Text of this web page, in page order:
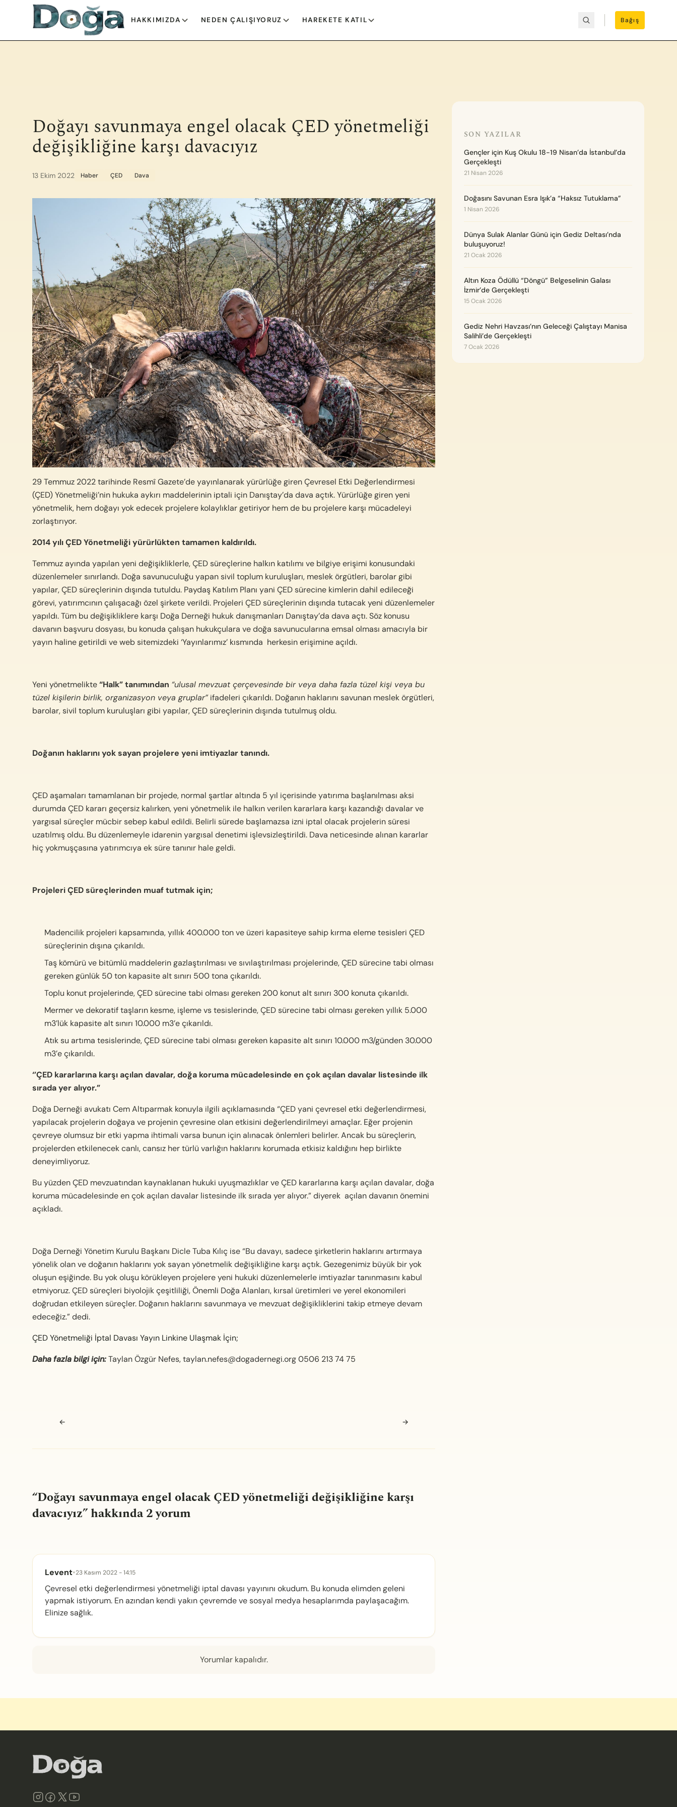
İçeriğe geç
HAKKIMIZDA NEDEN ÇALIŞIYORUZ HAREKETE KATIL Bağış
Doğayı savunmaya engel olacak ÇED yönetmeliği
değişikliğine karşı davacıyız
13 Ekim 2022 Haber ÇED Dava
29 Temmuz 2022 tarihinde Resmî Gazete’de yayınlanarak yürürlüğe giren Çevresel Etki Değerlendirmesi
(ÇED) Yönetmeliği’nin hukuka aykırı maddelerinin iptali için Danıştay’da dava açtık. Yürürlüğegiren yeni
yönetmelik, hem doğayı yok edecek projelere kolaylıklar getiriyor hem de bu projelere karşı mücadeleyi
zorlaştırıyor.
2014 yılı ÇED Yönetmeliği yürürlükten tamamen kaldırıldı.
Temmuz ayında yapılan yeni değişikliklerle, ÇED süreçlerine halkın katılımı ve bilgiye erişimi konusundaki
düzenlemeler sınırlandı. Doğa savunuculuğu yapan sivil toplum kuruluşları, meslek örgütleri, barolar gibi
yapılar, ÇED süreçlerinin dışında tutuldu. Paydaş Katılım Planı yani ÇED sürecine kimlerin dahil edileceği
görevi, yatırımcının çalışacağı özel şirkete verildi. Projeleri ÇED süreçlerinin dışında tutacak yeni düzenlemeler
yapıldı. Tüm bu değişikliklere karşı Doğa Derneği hukuk danışmanları Danıştay’da dava açtı.Söz konusu
davanın başvuru dosyası, bu konuda çalışan hukukçulara ve doğa savunucularına emsal olması amacıyla bir
yayın haline getirildi ve web sitemizdeki ‘Yayınlarımız’ kısmında herkesin erişimine açıldı.
Yeni yönetmelikte“Halk” tanımından “ulusal mevzuat çerçevesinde bir veya daha fazla tüzel kişi veya bu
tüzel kişilerin birlik, organizasyon veya gruplar”ifadeleri çıkarıldı. Doğanın haklarını savunan meslek örgütleri,
barolar, sivil toplum kuruluşları gibi yapılar, ÇED süreçlerinin dışında tutulmuş oldu.
Doğanın haklarını yok sayan projelere yeni imtiyazlar tanındı.
ÇED aşamaları tamamlanan bir projede, normal şartlar altında 5 yıl içerisinde yatırıma başlanılması aksi
durumda ÇED kararı geçersiz kalırken, yeni yönetmelik ile halkın verilen kararlara karşı kazandığı davalar ve
yargısal süreçler mücbir sebep kabul edildi. Belirli sürede başlamazsa izni iptal olacak projelerin süresi
uzatılmış oldu. Bu düzenlemeyle idarenin yargısal denetimi işlevsizleştirildi. Dava neticesinde alınan kararlar
hiç yokmuşçasına yatırımcıya ek süre tanınır hale geldi.
Projeleri ÇED süreçlerinden muaf tutmak için;
Madencilik projeleri kapsamında, yıllık 400.000 ton ve üzeri kapasiteye sahip kırma eleme tesisleri ÇED
süreçlerinin dışına çıkarıldı.
Taş kömürü ve bitümlü maddelerin gazlaştırılması ve sıvılaştırılması projelerinde, ÇED sürecine tabi olması
gereken günlük 50 ton kapasite alt sınırı 500 tona çıkarıldı.
Toplu konut projelerinde, ÇED sürecine tabi olması gereken 200 konut alt sınırı 300 konuta çıkarıldı.
Mermer ve dekoratif taşların kesme, işleme vs tesislerinde, ÇED sürecine tabi olması gereken yıllık 5.000
m3’lük kapasite alt sınırı 10.000 m3’e çıkarıldı.
Atık su artıma tesislerinde, ÇED sürecine tabi olması gereken kapasite alt sınırı 10.000 m3/günden 30.000
m3’e çıkarıldı.
‘’ÇED kararlarına karşı açılan davalar, doğa koruma mücadelesinde en çok açılan davalar listesinde ilk
sırada yer alıyor.”
Doğa Derneği avukatı Cem Altıparmak konuyla ilgili açıklamasında “ÇED yani çevresel etki değerlendirmesi,
yapılacak projelerin doğaya ve projenin çevresine olan etkisini değerlendirilmeyi amaçlar. Eğer projenin
çevreye olumsuz bir etki yapma ihtimali varsa bunun için alınacak önlemleri belirler. Ancak bu süreçlerin,
projelerden etkilenecek canlı, cansız her türlü varlığın haklarını korumada etkisiz kaldığını hep birlikte
deneyimliyoruz.
Bu yüzden ÇED mevzuatından kaynaklanan hukuki uyuşmazlıklar ve ÇED kararlarına karşı açılan davalar, doğa
koruma mücadelesinde en çok açılan davalar listesinde ilk sırada yer alıyor.” diyerek açılan davanın önemini
açıkladı.
Doğa Derneği Yönetim Kurulu Başkanı Dicle Tuba Kılıç ise “Bu davayı, sadece şirketlerin haklarını artırmaya
yönelik olan ve doğanın haklarını yok sayan yönetmelik değişikliğine karşı açtık. Gezegenimiz büyük bir yok
oluşun eşiğinde. Bu yok oluşu körükleyen projelere yeni hukuki düzenlemelerle imtiyazlar tanınmasını kabul
etmiyoruz. ÇED süreçleri biyolojik çeşitliliği, Önemli Doğa Alanları, kırsal üretimleri ve yerel ekonomileri
doğrudan etkileyen süreçler. Doğanın haklarını savunmaya ve mevzuat değişikliklerini takip etmeye devam
edeceğiz.” dedi.
ÇED Yönetmeliği İptal Davası Yayın Linkine Ulaşmak İçin;
Daha fazla bilgi için:Taylan Özgür Nefes,taylan.nefes@dogadernegi.org0506 213 74 75
Navigasyon sonrası
← →
“Doğayı savunmaya engel olacak ÇED yönetmeliği değişikliğine karşı
davacıyız” hakkında 2 yorum
Levent•23 Kasım 2022 - 14:15
Çevresel etki değerlendirmesi yönetmeliği iptal davası yayınını okudum. Bu konuda elimden geleni
yapmak istiyorum. En azından kendi yakın çevremde ve sosyal medya hesaplarımda paylaşacağım.
Elinize sağlık.
Yorumlar kapalıdır.
SON YAZILAR
Gençler için Kuş Okulu 18-19 Nisan’da İstanbul’da
Gerçekleşti
21 Nisan 2026
Doğasını Savunan Esra Işık’a “Haksız Tutuklama”
1 Nisan 2026
Dünya Sulak Alanlar Günü için Gediz Deltası’nda
buluşuyoruz!
21 Ocak 2026
Altın Koza Ödüllü “Döngü” Belgeselinin Galası
İzmir’de Gerçekleşti
15 Ocak 2026
Gediz Nehri Havzası’nın Geleceği Çalıştayı Manisa
Salihli’de Gerçekleşti
7 Ocak 2026